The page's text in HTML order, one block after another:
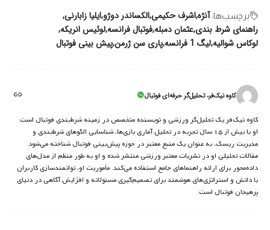
برچسب‌‌ها: آنژهاشرف حکیمیالکساندر دوژوایلیا زابارنی
راهنمای شرط بندیعثمان دمبلهفوتبال فرانسهلوئیس انریکه
لوکاس شوالیهلیگ 1 فرانسه پاری سن ژرمنپیش بینی فوتبال
کاوه نیک‌فر، تحلیل‌گر حرفه‌ای فوتبال
کاوه نیک‌فر یک تحلیل‌گر ورزشی و نویسنده متخصص در زمینه شرط‌بندی فوتبال است.
او با بیش از ۱۵ سال تجربه در تحلیل آماری بازی‌ها، شناسایی الگوهای شرط‌بندی و
مدیریت ریسک، به عنوان یک منبع معتبر در حوزه پیش‌بینی فوتبال شناخته می‌شود.
مقالات تحلیلی او در نشریات معتبر ورزشی منتشر شده و او به طور منظم از مدل‌های
داده‌محور برای ارائه راهنماهای جامع استفاده می‌کند. مأموریت او، توانمندسازی کاربران
با دانش و استراتژی‌های هوشمند برای تصمیم‌گیری مسئولانه و افزایش آگاهی در دنیای
پرهیجان فوتبال است.